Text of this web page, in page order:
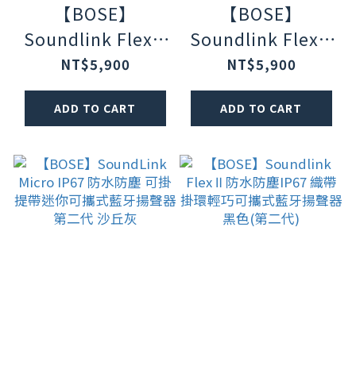
【BOSE】
Soundlink Flex Ⅱ
防水防塵IP67 織
帶掛環輕巧可攜式
藍牙揚聲器 暮色藍
NT$5,900
ADD TO CART
【BOSE】
Soundlink Flex Ⅱ
防水防塵IP67 織
帶掛環輕巧可攜式
藍牙揚聲器 沁檸黃
NT$5,900
ADD TO CART